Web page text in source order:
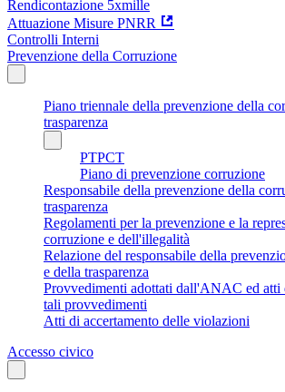
Rendicontazione 5xmille
Attuazione Misure PNRR
Controlli Interni
Prevenzione della Corruzione
Piano triennale della prevenzione della
trasparenza
PTPCT
Piano di prevenzione corruzione
Responsabile della prevenzione della
trasparenza
Regolamenti per la prevenzione e la
corruzione e dell'illegalità
Relazione del responsabile della
e della trasparenza
Provvedimenti adottati dall'ANAC ed atti
tali provvedimenti
Atti di accertamento delle violazioni
Accesso civico